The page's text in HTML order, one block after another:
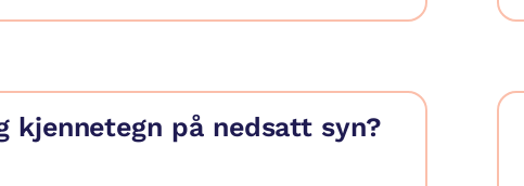
kjennetegn på nedsatt syn?